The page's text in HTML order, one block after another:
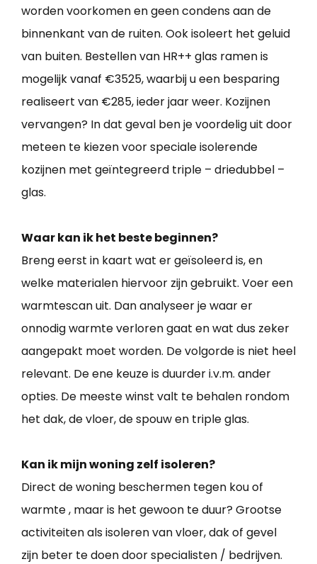
worden voorkomen en geen condens aan de
binnenkant van de ruiten. Ook isoleert het geluid
van buiten. Bestellen van HR++ glas ramen is
mogelijk vanaf €3525, waarbij u een besparing
realiseert van €285, ieder jaar weer. Kozijnen
vervangen? In dat geval ben je voordelig uit door
meteen te kiezen voor speciale isolerende
kozijnen met geïntegreerd triple – driedubbel –
glas.
Waar kan ik het beste beginnen?
Breng eerst in kaart wat er geïsoleerd is, en
welke materialen hiervoor zijn gebruikt. Voer een
warmtescan uit. Dan analyseer je waar er
onnodig warmte verloren gaat en wat dus zeker
aangepakt moet worden. De volgorde is niet heel
relevant. De ene keuze is duurder i.v.m. ander
opties. De meeste winst valt te behalen rondom
het dak, de vloer, de spouw en triple glas.
Kan ik mijn woning zelf isoleren?
Direct de woning beschermen tegen kou of
warmte , maar is het gewoon te duur? Grootse
activiteiten als isoleren van vloer, dak of gevel
zijn beter te doen door specialisten / bedrijven.